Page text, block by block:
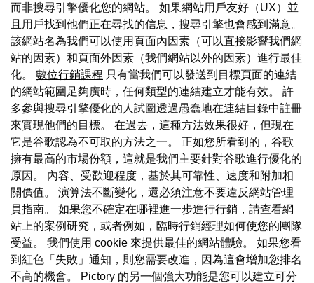
而非搜尋引擎優化您的網站。 如果網站用戶友好（UX）並
且用戶找到他們正在尋找的信息，搜尋引擎也會感到滿意。
該網站名為我們可以使用頁面內因素（可以直接影響我們網
站的因素）和頁面外因素（我們網站以外的因素）進行最佳
化。 數位行銷課程 只有當我們可以發送到目標頁面的連結
的網站範圍足夠廣時，任何類型的連結建立才能有效。 許
多參與搜尋引擎優化的人試圖透過愚蠢地在連結目錄中註冊
來實現他們的目標。 在過去，這種方法效果很好，但現在
它是谷歌認為不可取的方法之一。 正如您所看到的，谷歌
擁有最高的市場份額，這就是我們主要針對谷歌進行優化的
原因。 內容、受歡迎程度，基於其可靠性、速度和附加相
關價值。 演算法不斷變化，還必須注意不要違反網站管理
員指南。 如果您不確定在哪裡進一步進行行銷，請查看網
站上的案例研究，或者例如，臨時行銷經理如何使您的團隊
受益。 我們使用 cookie 來提供最佳的網站體驗。 如果您看
到紅色「失敗」通知，則您需要改進，因為這會增加您排名
不高的機會。 Pictory 的另一個強大功能是您可以建立可分